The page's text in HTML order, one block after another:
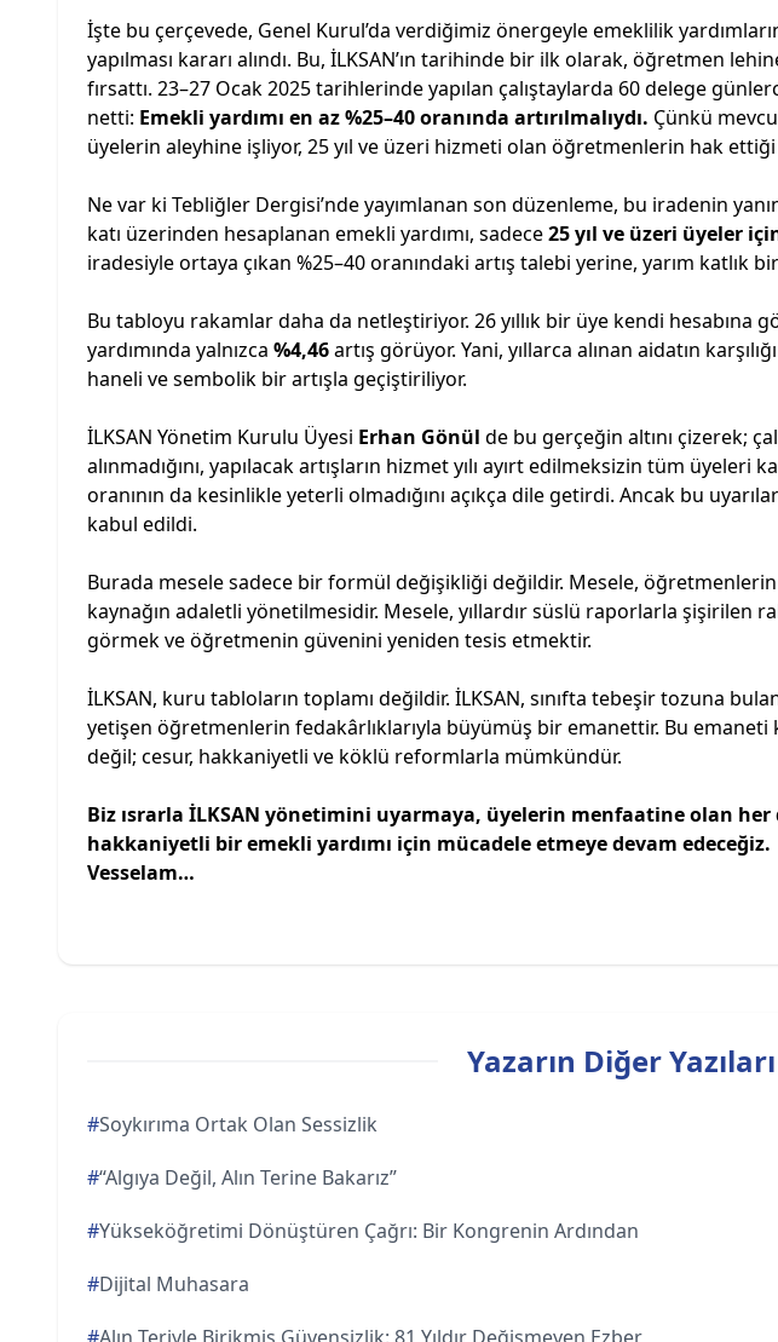
İşte bu çerçevede, Genel Kurul’da verdiğimiz önergeyle emeklilik
yapılması kararı alındı. Bu, İLKSAN’ın tarihinde bir ilk olarak, öğretmen
fırsattı. 23–27 Ocak 2025 tarihlerinde yapılan çalıştaylarda 60 delege
netti: Emekli yardımı en az %25–40 oranında artırılmalıydı. Çünkü
üyelerin aleyhine işliyor, 25 yıl ve üzeri hizmeti olan öğretmenlerin hak ettiği
Ne var ki Tebliğler Dergisi’nde yayımlanan son düzenleme, bu iradenin
katı üzerinden hesaplanan emekli yardımı, sadece25 yıl ve üzeri üyeler
iradesiyle ortaya çıkan %25–40 oranındaki artış talebi yerine, yarım katlık
Bu tabloyu rakamlar daha da netleştiriyor. 26 yıllık bir üye kendi hesabına
yardımında yalnızca %4,46artış görüyor. Yani, yıllarca alınan aidatın
haneli ve sembolik bir artışla geçiştiriliyor.
İLKSAN Yönetim Kurulu Üyesi Erhan Gönül de bu gerçeğin altını çizerek;
alınmadığını, yapılacak artışların hizmet yılı ayırt edilmeksizin tüm üyeleri
oranının da kesinlikle yeterli olmadığını açıkça dile getirdi. Ancak bu
kabul edildi.
Burada mesele sadece bir formül değişikliği değildir. Mesele,
kaynağın adaletli yönetilmesidir. Mesele, yıllardır süslü raporlarla şişirilen
görmek ve öğretmenin güvenini yeniden tesis etmektir.
İLKSAN, kuru tabloların toplamı değildir. İLKSAN, sınıfta tebeşir tozuna
yetişen öğretmenlerin fedakârlıklarıyla büyümüş bir emanettir. Bu emaneti
değil; cesur, hakkaniyetli ve köklü reformlarla mümkündür.
Biz ısrarla İLKSAN yönetimini uyarmaya, üyelerin menfaatine olan her
hakkaniyetli bir emekli yardımı için mücadele etmeye devam edeceğiz.
Vesselam…
Yazarın Diğer Yazıları
#Soykırıma Ortak Olan Sessizlik
#“Algıya Değil, Alın Terine Bakarız”
#Yükseköğretimi Dönüştüren Çağrı: Bir Kongrenin Ardından
#Dijital Muhasara